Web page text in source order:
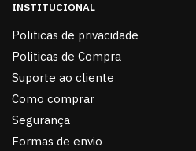
INSTITUCIONAL
Politicas de privacidade
Politicas de Compra
Suporte ao cliente
Como comprar
Segurança
Formas de envio